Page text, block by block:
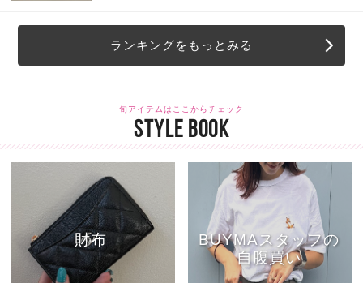
ランキングをもっとみる
旬アイテムはここからチェック
STYLE BOOK
財布
BUYMAスタッフの
自腹買い